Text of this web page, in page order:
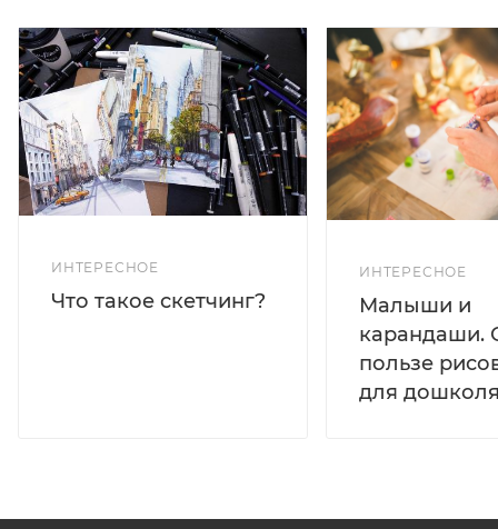
ИНТЕРЕСНОЕ
Что такое скетчинг?
ИНТЕРЕСНОЕ
Малыши и
карандаши.
пользе
для